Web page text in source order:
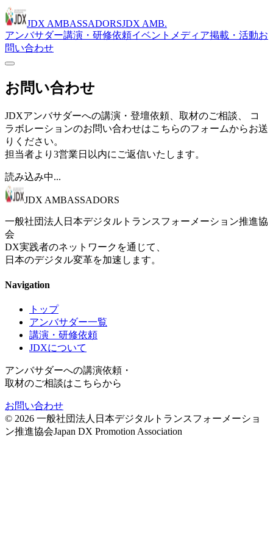
JDX AMBASSADORSJDX AMB.
アンバサダー講演・研修依頼イベント メディア掲載・活動お
問い合わせ
お問い合わせ
JDXアンバサダーへの講演・登壇依頼、取材のご相談、 コ
ラボレーションのお問い合わせはこちらのフォームからお送
りください。
担当者より3営業日以内にご返信いたします。
読み込み中...
JDX AMBASSADORS
一般社団法人日本デジタルトランスフォーメーション推進協
会
DX実践者のネットワークを通じて、
日本のデジタル変革を加速します。
Navigation
トップ
アンバサダー一覧
講演・研修依頼
JDXについて
アンバサダーへの講演依頼・
取材のご相談はこちらから
お問い合わせ
© 2026 一般社団法人日本デジタルトランスフォーメーショ
ン推進協会Japan DX Promotion Association